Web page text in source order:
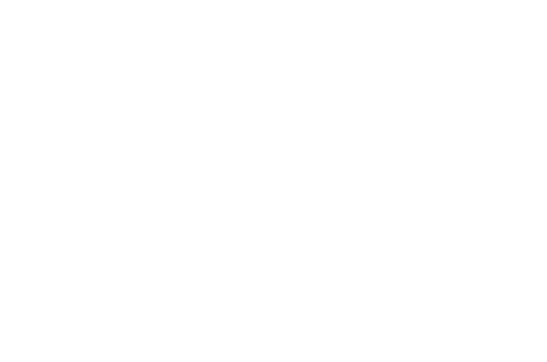
unsere täglichen Tauchausfahrten im August 2025!
der kleinen und auch großen Schätze, die unser schönes Rotes Meer zu bieten hat. Außerdem erzählen sie über all das, was sie auf
auf unseren mehrtägigen Minisafaris halten sie euch stets auf dem Laufenden. Egal, ob Early Morning Dive oder
Abu Nuhas oder an der Thistlegorm stehen auf dem Programm. Ob im Norden oder Süden, ihr seid mit an Bord!
erscheinen täglich! 365 Tage im Jahr könnt ihr mit uns zusammen auf die Reise gehen und im
täglichen Tauchausfahrten!